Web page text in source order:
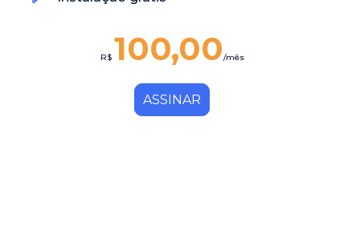
R$ 100,00/mês
ASSINAR